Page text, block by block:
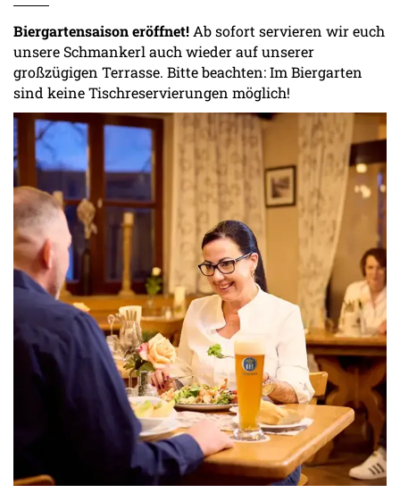
Biergartensaison eröffnet! Ab sofort servieren wir euch
unsere Schmankerl auch wieder auf unserer
großzügigen Terrasse. Bitte beachten: Im Biergarten
sind keine Tischreservierungen möglich!